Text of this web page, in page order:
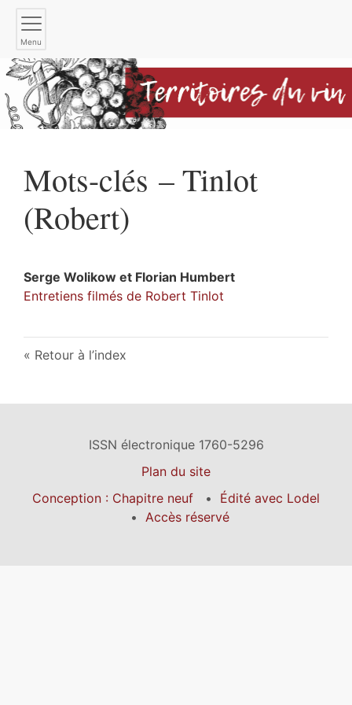
Menu
Mots-clés – Tinlot
(Robert)
Serge Wolikow et Florian Humbert
Entretiens filmés de Robert Tinlot
Retour à l’index
ISSN électronique 1760-5296
Plan du site
Conception : Chapitre neuf
Édité avec Lodel
Accès réservé